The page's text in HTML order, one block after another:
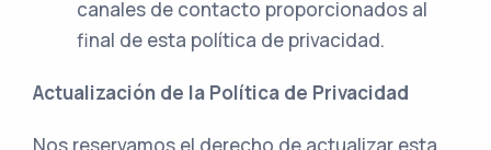
canales de contacto proporcionados al
final de esta política de privacidad.
Actualización de la Política de Privacidad